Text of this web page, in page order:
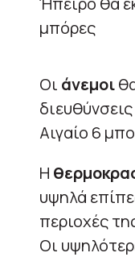
μπόρες
Οι άνεμοι
Αιγαίο 6
Η
υψηλά
περιοχές
Οι